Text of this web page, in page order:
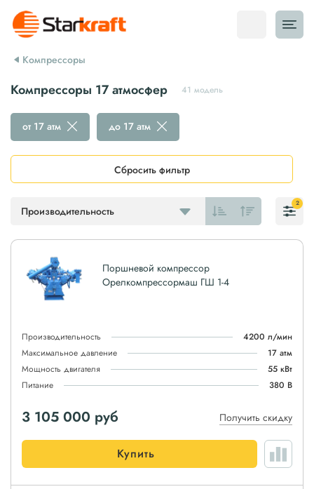
Компрессоры
Компрессоры 17 атмосфер 41 модель
Производительность
от 17 атм до 17 атм
Сбросить фильтр
2
Поршневой компрессор
Орелкомпрессормаш ГШ 1-4
Производительность
4200 л/мин
Максимальное давление
17 атм
Мощность двигателя
55 кВт
Питание
380 В
3 105 000 руб Получить скидку
Купить